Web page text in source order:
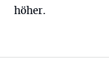
höher.